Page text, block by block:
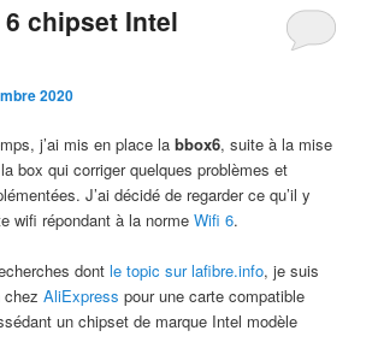
chipset Intel
2020
j’ai mis en place labbox6, suite à la mise
box qui corriger quelques problèmes et
J’ai décidé de regarder ce qu’il y
wifi répondant à la normeWifi 6.
dontle topic sur lafibre.info, je suis
chezAliExpress pour une carte compatible
un chipset de marque Intel modèle